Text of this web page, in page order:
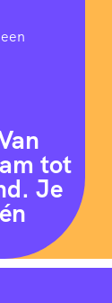
tot
Je